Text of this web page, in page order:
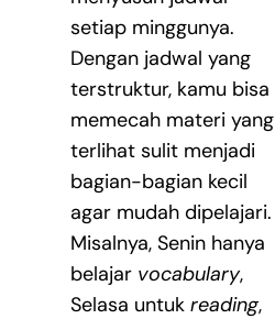
setiap minggunya.
Dengan jadwal yang
terstruktur, kamu bisa
memecah materi yang
terlihat sulit menjadi
bagian-bagian kecil
agar mudah dipelajari.
Misalnya, Senin hanya
belajar vocabulary,
Selasa untuk reading,